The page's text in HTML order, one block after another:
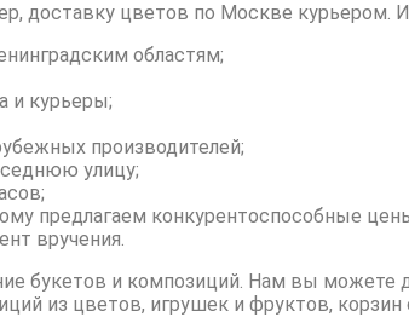
доставку цветов по Москве курьером.
областям;
и курьеры;
производителей;
улицу;
предлагаем конкурентоспособные
вручения.
букетов и композиций. Нам вы можете
из цветов, игрушек и фруктов,